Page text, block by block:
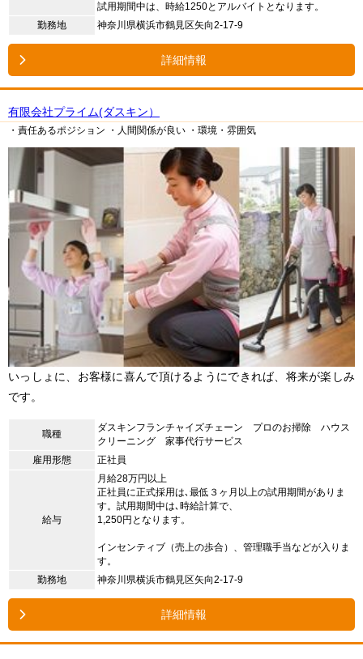
試用期間中は、時給1250とアルバイトとなります。
勤務地
神奈川県横浜市鶴見区矢向2-17-9
詳細情報
有限会社プライム(ダスキン）
・責任あるポジション ・人間関係が良い ・環境・雰囲気
いっしょに、お客様に喜んで頂けるようにできれば、将来が楽しみ
です。
職種
ダスキンフランチャイズチェーン プロのお掃除 ハウス
クリーニング 家事代行サービス
雇用形態
正社員
給与
月給28万円以上
正社員に正式採用は､最低３ヶ月以上の試用期間がありま
す。試用期間中は､時給計算で、
1,250円となります。
インセンティブ（売上の歩合）、管理職手当などが入りま
す。
勤務地
神奈川県横浜市鶴見区矢向2-17-9
詳細情報